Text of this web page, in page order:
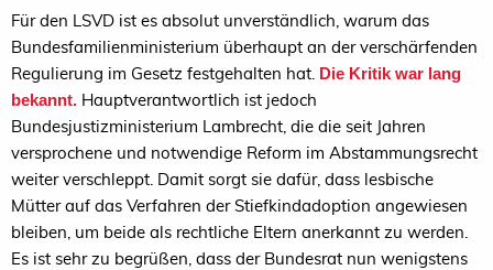
Für den LSVD ist es absolut unverständlich, warum das
Bundesfamilienministerium überhaupt an der verschärfenden
Regulierung im Gesetz festgehalten hat. Die Kritik war lang
bekannt. Hauptverantwortlich ist jedoch
Bundesjustizministerium Lambrecht, die die seit Jahren
versprochene und notwendige Reform im Abstammungsrecht
weiter verschleppt. Damit sorgt sie dafür, dass lesbische
Mütter auf das Verfahren der Stiefkindadoption angewiesen
bleiben, um beide als rechtliche Eltern anerkannt zu werden.
Es ist sehr zu begrüßen, dass der Bundesrat nun wenigstens